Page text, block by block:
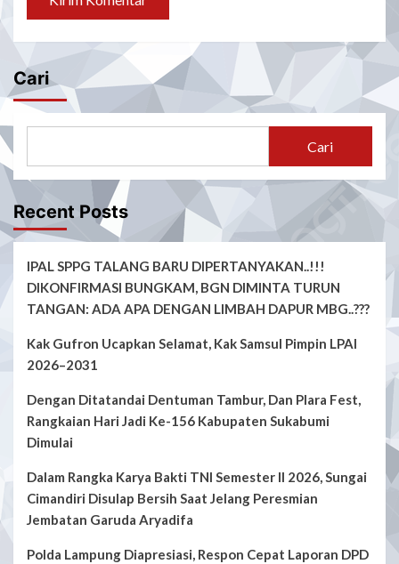
Cari
Cari
Recent Posts
IPAL SPPG TALANG BARU DIPERTANYAKAN..!!!
DIKONFIRMASI BUNGKAM, BGN DIMINTA TURUN
TANGAN: ADA APA DENGAN LIMBAH DAPUR MBG..???
Kak Gufron Ucapkan Selamat, Kak Samsul Pimpin LPAI
2026–2031
Dengan Ditatandai Dentuman Tambur, Dan Plara Fest,
Rangkaian Hari Jadi Ke-156 Kabupaten Sukabumi
Dimulai
Dalam Rangka Karya Bakti TNI Semester II 2026, Sungai
Cimandiri Disulap Bersih Saat Jelang Peresmian
Jembatan Garuda Aryadifa
Polda Lampung Diapresiasi, Respon Cepat Laporan DPD